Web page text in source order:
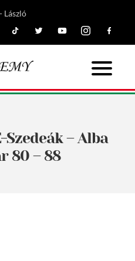
László
– Alba
80 – 88